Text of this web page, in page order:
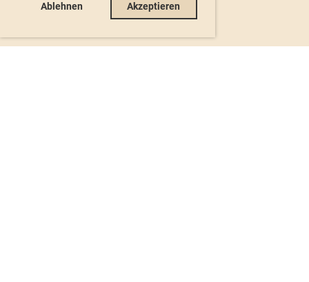
Ablehnen Akzeptieren